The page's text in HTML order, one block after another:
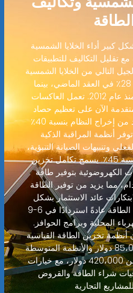
كبير أداء الخلايا الشمسية
مع تقليل التكاليف للتطبيقات
التالي من الخلايا الشمسية
الصناعية من 18٪ إلى أكثر من 28٪ في العقد الماضي، بينما
انخفضت التكاليف بنسبة 88٪ منذ عام 2012. تعمل العاكسات
الآن على تعظيم حصاد
الطاقة من كل محطة، مما يزيد من إخراج النظام بنسبة 40٪
أنظمة المراقبة الذكية
وتنبيهات الصيانة التنبؤية،
مما يقلل التكاليف التشغيلية بنسبة 45٪. يسمح تكامل تخزين
الكهروضوئية بتوفير طاقة
مما يزيد من توفير الطاقة
الابتكارات عائد الاستثمار بشكل
كبير، حيث تحقق مشاريع تخزين الطاقة عادةً استردادًا في 6-9
المحلية وبرامج الحوافز.
أنظمة تخزين الطاقة القياسية
(60-600 كيلوواط) تبدأ من 85،000 دولار والأنظمة المتوسطة
(600 كيلوواط-2.5 ميجاواط) من 420،000 دولار، مع خيارات
شراء الطاقة والقروض